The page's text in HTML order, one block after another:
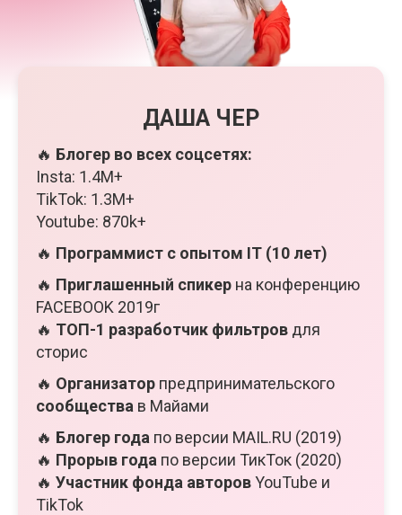
ДАША ЧЕР
🔥 Блогер во всех соцсетях:
Insta: 1.4M+
TikTok: 1.3M+
Youtube: 870k+
🔥 Программист с опытом IT (10 лет)
🔥 Приглашенный спикер на конференцию
FACEBOOK 2019г
🔥 ТОП-1 разработчик фильтров для
сторис
🔥 Организатор предпринимательского
сообщества в Майами
🔥 Блогер года по версии MAIL.RU (2019)
🔥 Прорыв года по версии ТикТок (2020)
🔥 Участник фонда авторовYouTube и
TikTok